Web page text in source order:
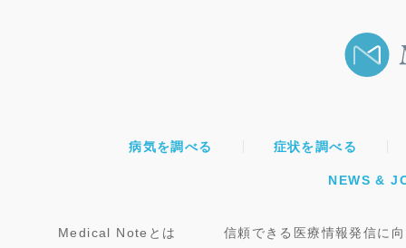
病気を調べる 症状を調べる
NEWS &
Medical Noteとは 信頼できる医療情報発信に